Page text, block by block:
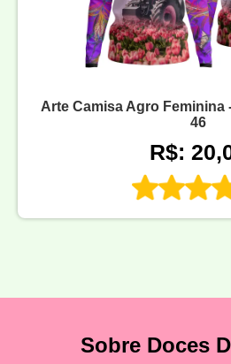
Arte Camisa Agro Feminina
46
R$:
Sobre Doces